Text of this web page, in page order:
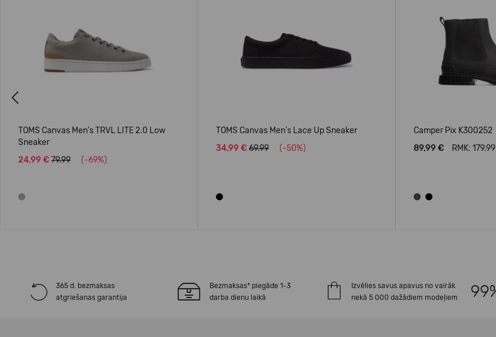
TOMS Canvas Men's TRVL LITE 2.0 Low
Sneaker
24,99 € 79.99 (-69%)
TOMS Canvas Men's Lace Up Sneaker
34,99 € 69.99 (-50%)
Camper Pix K300252
89,99 €
RMK: 179.99
365 d. bezmaksas
atgriešanas garantija
Bezmaksas* piegāde 1-3
darba dienu laikā
Izvēlies savus apavus no vairāk
nekā 5 000 dažādiem modeļiem